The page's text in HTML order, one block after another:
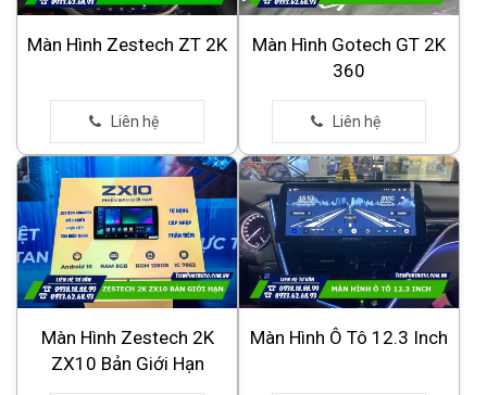
Màn Hình Zestech ZT 2K
Màn Hình Gotech GT 2K
360
Màn Hình Zestech 2K
ZX10 Bản Giới Hạn
Màn Hình Ô Tô 12.3 Inch